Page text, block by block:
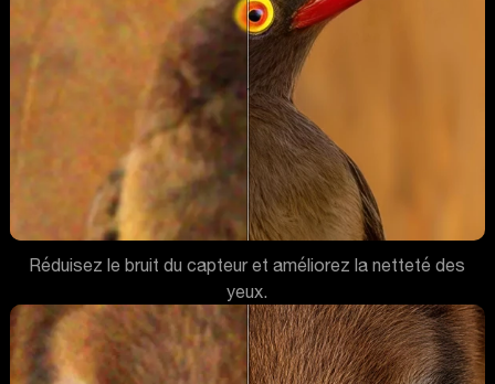
Réduisez le bruit du capteur et améliorez la netteté des
yeux.